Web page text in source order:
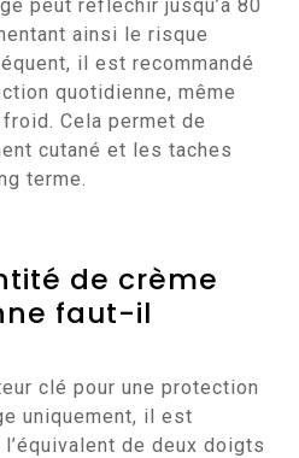
peut réfléchir jusqu’à 80
ainsi le risque
il est recommandé
quotidienne, même
Cela permet de
cutané et les taches
terme.
de crème
faut-il
clé pour une protection
uniquement, il est
de deux doigts